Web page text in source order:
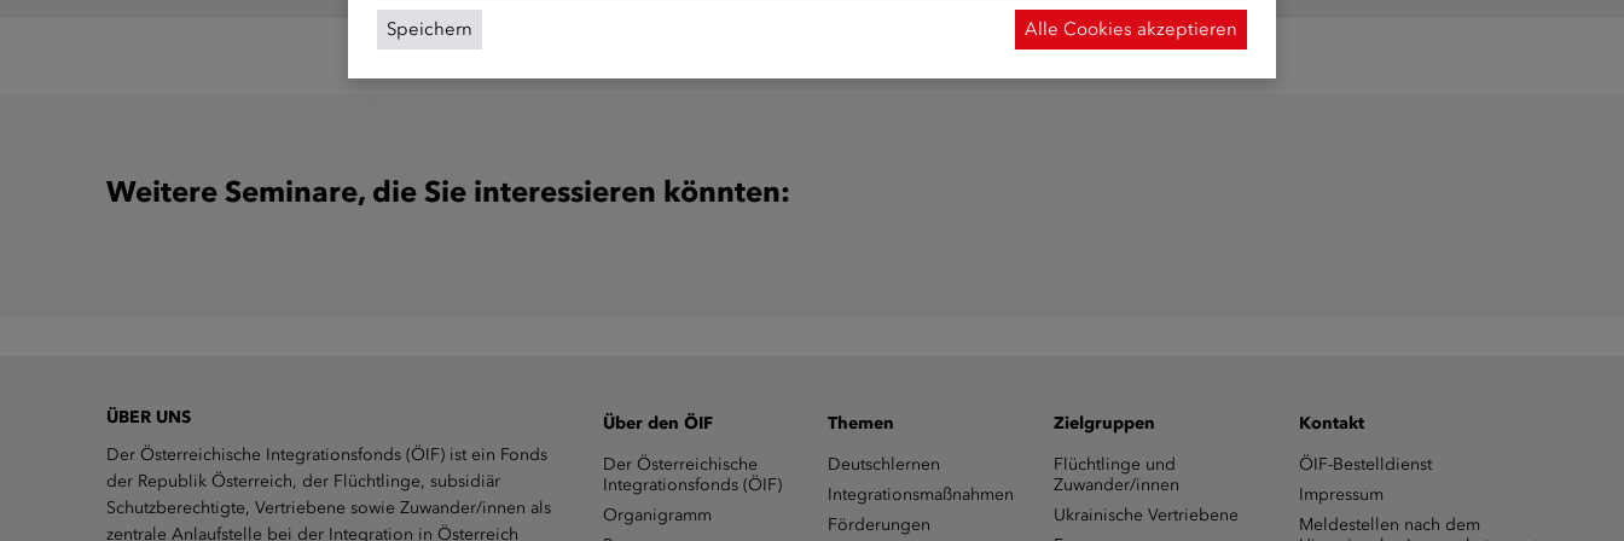
Weitere Seminare, die Sie interessieren könnten:
ÜBER UNS
Der Österreichische Integrationsfonds (ÖIF) ist ein Fonds
der Republik Österreich, der Flüchtlinge, subsidiär
Schutzberechtigte, Vertriebene sowie Zuwander/innen als
zentrale Anlaufstelle bei der Integration in Österreich
Über den ÖIF
Der Österreichische
Integrationsfonds (ÖIF)
Organigramm
Themen
Deutschlernen
Integrationsmaßnahmen
Förderungen
Zielgruppen
Flüchtlinge und
Zuwander/innen
Ukrainische Vertriebene
Kontakt
ÖIF-Bestelldienst
Impressum
Meldestellen nach dem
Speichern Alle Cookies akzeptieren